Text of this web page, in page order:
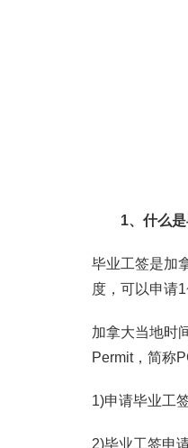
1、什么是
毕业工签是加
度，可以申请
加拿大当地时
Permit，简称
1)申请毕业工
2)毕业工签申